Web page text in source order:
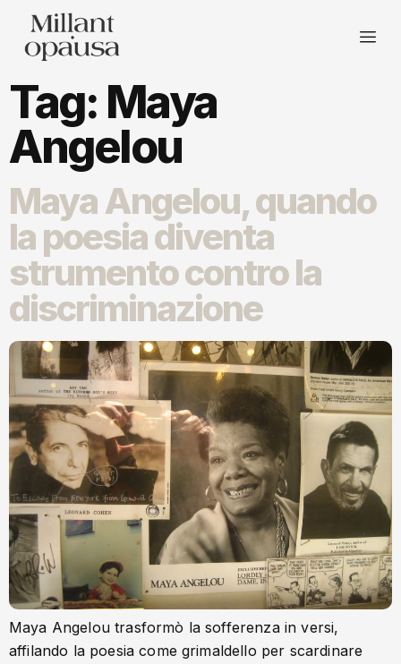
Tag: Maya
Angelou
Maya Angelou, quando
la poesia diventa
strumento contro la
discriminazione
Maya Angelou trasformò la sofferenza in versi,
affilando la poesia come grimaldello per scardinare